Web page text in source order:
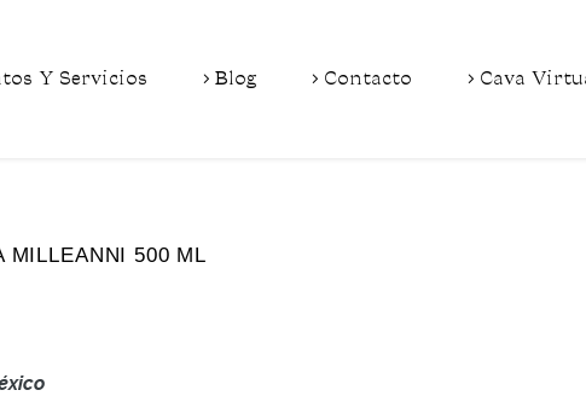
Y Servicios Blog Contacto Cava
MILLEANNI 500 ML